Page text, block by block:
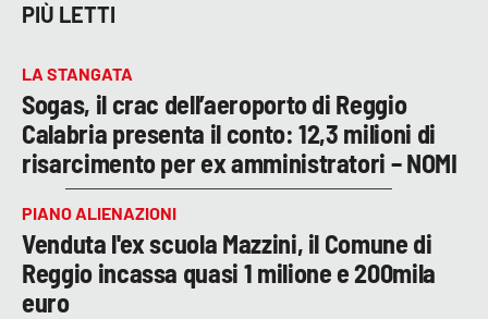
PIÙ LETTI
LA STANGATA
Sogas, il crac dell’aeroporto di Reggio
Calabria presenta il conto: 12,3 milioni di
risarcimento per ex amministratori – NOMI
PIANO ALIENAZIONI
Venduta l'ex scuola Mazzini, il Comune di
Reggio incassa quasi 1 milione e 200mila
euro